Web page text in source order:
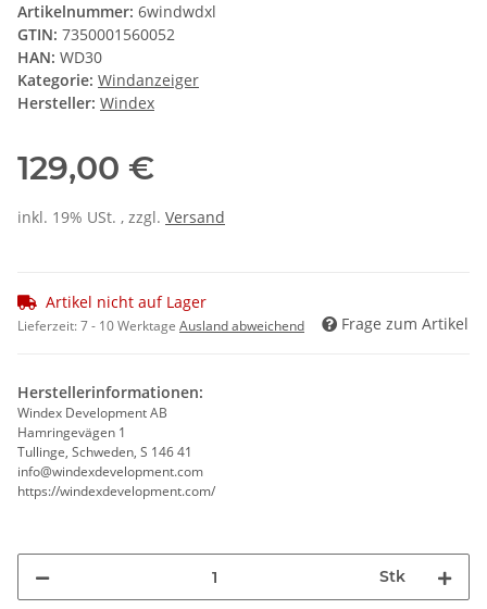
Artikelnummer: 6windwdxl
GTIN: 7350001560052
HAN: WD30
Kategorie: Windanzeiger
Hersteller: Windex
129,00 €
inkl. 19% USt. , zzgl. Versand
Artikel nicht auf Lager
Lieferzeit:7 - 10 Werktage Ausland abweichend Frage zum Artikel
Herstellerinformationen:
Windex Development AB
Hamringevägen 1
Tullinge, Schweden, S 146 41
info@windexdevelopment.com
https://windexdevelopment.com/
Stk